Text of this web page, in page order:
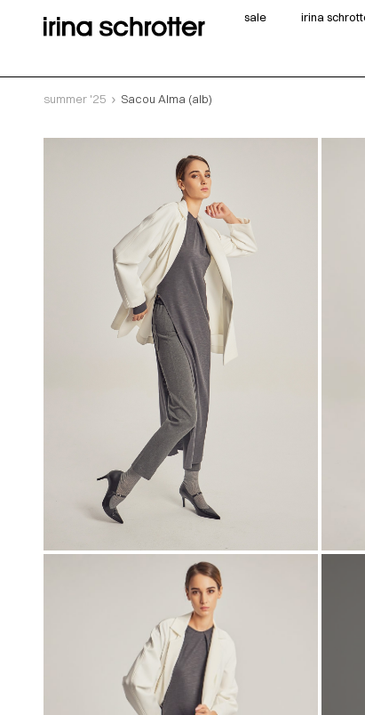
sale irina
summer '25 Sacou Alma (alb)